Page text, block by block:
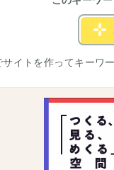
イトを作ってキーワ